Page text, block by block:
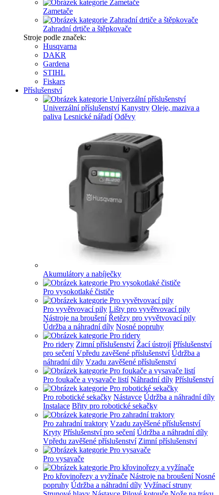
Zametače
Zahradní drtiče a štěpkovače
Stroje podle značek:
Husqvarna
DAKR
Gardena
STIHL
Fiskars
Příslušenství
Univerzální příslušenství Kanystry Oleje, maziva a
paliva Lesnické nářadí Oděvy
Akumulátory a nabíječky
Pro vysokotlaké čističe
Pro vyvětvovací pily Lišty pro vyvětvovací pily
Nástroje na broušení Řetězy pro vyvětvovací pily
Údržba a náhradní díly Nosné popruhy
Pro ridery Zimní příslušenství Žací ústrojí Příslušenství
pro sečení Vpředu zavěšené příslušenství Údržba a
náhradní díly Vzadu zavěšené příslušenství
Pro foukače a vysavače listí Náhradní díly Příslušenství
Pro robotické sekačky Nástavce Údržba a náhradní díly
Instalace Břity pro robotické sekačky
Pro zahradní traktory Vzadu zavěšené příslušenství
Kryty Příslušenství pro sečení Údržba a náhradní díly
Vpředu zavěšené příslušenství Zimní příslušenství
Pro vysavače
Pro křovinořezy a vyžínače Nástroje na broušeníNosné
popruhy Údržba a náhradní díly Vyžínací struny